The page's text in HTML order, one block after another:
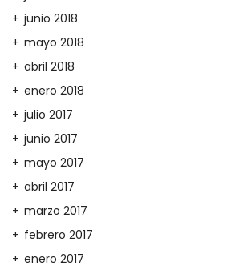
junio 2018
mayo 2018
abril 2018
enero 2018
julio 2017
junio 2017
mayo 2017
abril 2017
marzo 2017
febrero 2017
enero 2017